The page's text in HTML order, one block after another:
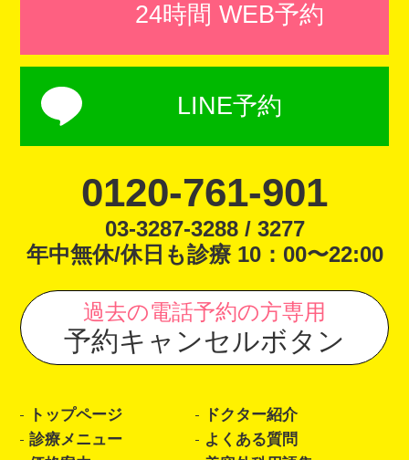
24時間 WEB予約
LINE予約
0120-761-901
03-3287-3288 / 3277
年中無休/休日も診療 10：00〜22:00
過去の電話予約の方専用
予約キャンセルボタン
トップページ
ドクター紹介
診療メニュー
よくある質問